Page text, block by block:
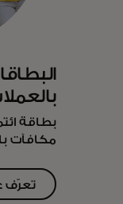
بطاقة
مكافآت
تعرّف